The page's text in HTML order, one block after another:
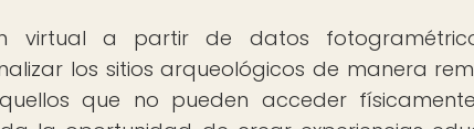
virtual a partir de datos
los sitios arqueológicos de manera
que no pueden acceder